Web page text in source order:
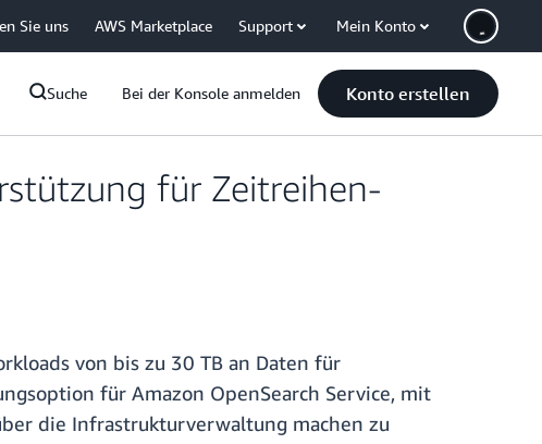
Sie uns AWS Marketplace Support Mein Konto
Suche Bei der Konsole anmelden Konto erstellen
für Zeitreihen-
von bis zu 30 TB an Daten für
für Amazon OpenSearch Service, mit
die Infrastrukturverwaltung machen zu